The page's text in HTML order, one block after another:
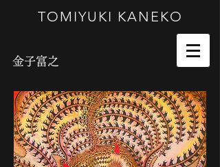
TOMIYUKI KANEKO
金子富之